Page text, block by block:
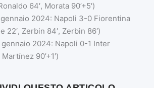
64′, Morata 90’+5′)
gennaio 2024: Napoli 3-0 Fiorentina
22′, Zerbin 84′, Zerbin 86′)
gennaio 2024: Napoli 0-1 Inter
90’+1′)